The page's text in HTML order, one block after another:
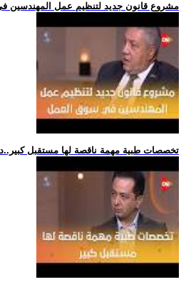
.. مشروع قانون جديد لتنظيم عمل
.. تخصصات طبية مهمة ناقصة لها مستقبل